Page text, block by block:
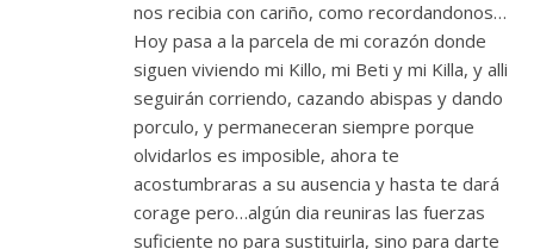
nos recibia con cariño, como recordandonos…
Hoy pasa a la parcela de mi corazón donde
siguen viviendo mi Killo, mi Beti y mi Killa, y alli
seguirán corriendo, cazando abispas y dando
porculo, y permaneceran siempre porque
olvidarlos es imposible, ahora te
acostumbraras a su ausencia y hasta te dará
corage pero…algún dia reuniras las fuerzas
suficiente no para sustituirla, sino para darte